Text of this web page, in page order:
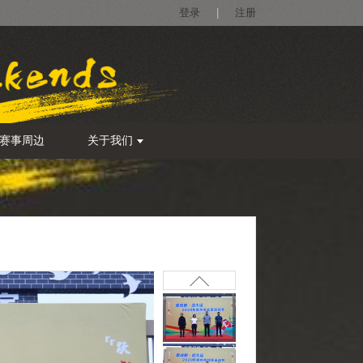
登录 注册
赛事周边 关于我们